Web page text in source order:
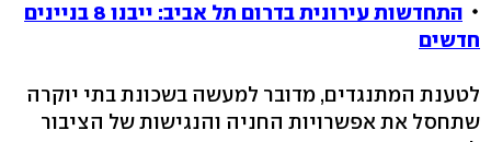
התחדשות עירונית בדרום תל אביב: ייבנו 8 בניינים
חדשים
לטענת המתנגדים, מדובר למעשה בשכונת בתי יוקרה
שתחסל את אפשרויות החניה והנגישות של הציבור